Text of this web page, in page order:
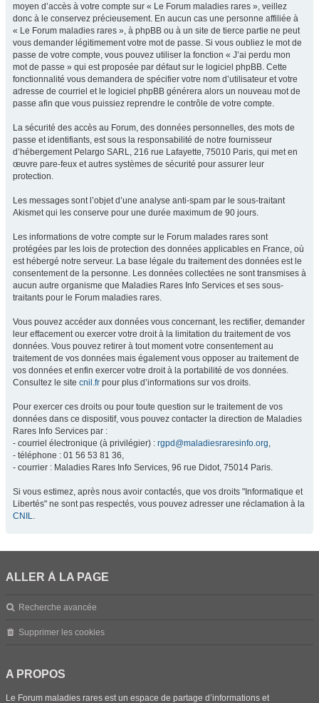
moyen d’accès à votre compte sur « Le Forum maladies rares », veillez
donc à le conservez précieusement. En aucun cas une personne affiliée à
« Le Forum maladies rares », à phpBB ou à un site de tierce partie ne peut
vous demander légitimement votre mot de passe. Si vous oubliez le mot de
passe de votre compte, vous pouvez utiliser la fonction « J’ai perdu mon
mot de passe » qui est proposée par défaut sur le logiciel phpBB. Cette
fonctionnalité vous demandera de spécifier votre nom d’utilisateur et votre
adresse de courriel et le logiciel phpBB générera alors un nouveau mot de
passe afin que vous puissiez reprendre le contrôle de votre compte.
La sécurité des accès au Forum, des données personnelles, des mots de
passe et identifiants, est sous la responsabilité de notre fournisseur
d’hébergement Pelargo SARL, 216 rue Lafayette, 75010 Paris, qui met en
œuvre pare-feux et autres systèmes de sécurité pour assurer leur
protection.
Les messages sont l’objet d’une analyse anti-spam par le sous-traitant
Akismet qui les conserve pour une durée maximum de 90 jours.
Les informations de votre compte sur le Forum malades rares sont
protégées par les lois de protection des données applicables en France, où
est hébergé notre serveur. La base légale du traitement des données est le
consentement de la personne. Les données collectées ne sont transmises à
aucun autre organisme que Maladies Rares Info Services et ses sous-
traitants pour le Forum maladies rares.
Vous pouvez accéder aux données vous concernant, les rectifier, demander
leur effacement ou exercer votre droit à la limitation du traitement de vos
données. Vous pouvez retirer à tout moment votre consentement au
traitement de vos données mais également vous opposer au traitement de
vos données et enfin exercer votre droit à la portabilité de vos données.
Consultez le site cnil.fr pour plus d’informations sur vos droits.
Pour exercer ces droits ou pour toute question sur le traitement de vos
données dans ce dispositif, vous pouvez contacter la direction de Maladies
Rares Info Services par :
- courriel électronique (à privilégier) : rgpd@maladiesraresinfo.org,
- téléphone : 01 56 53 81 36,
- courrier : Maladies Rares Info Services, 96 rue Didot, 75014 Paris.
Si vous estimez, après nous avoir contactés, que vos droits "Informatique et
Libertés" ne sont pas respectés, vous pouvez adresser une réclamation à la
CNIL.
ALLER À LA PAGE
Recherche avancée
Supprimer les cookies
A PROPOS
Le Forum maladies rares est un espace de partage d’informations et